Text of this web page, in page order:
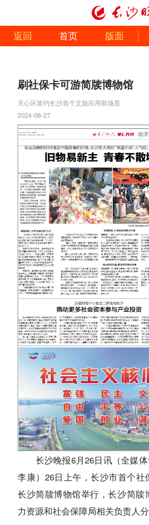
返回 首页 版面
刷社保卡可游简牍博物馆
天心区签约长沙首个文旅应用新场景
2024-06-27
长沙晚报6月26日讯（全媒体
李康）26日上午，长沙市首个社
长沙简牍博物馆举行，长沙简牍
力资源和社会保障局相关负责人